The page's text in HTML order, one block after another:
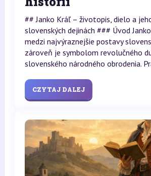
## Janko Kráľ – životopis, dielo a
slovenských dejinách ### Úvod
medzi najvýraznejšie postavy
zároveň je symbolom revolučného
slovenského národného obrodenia.
CZYTAJ DALEJ